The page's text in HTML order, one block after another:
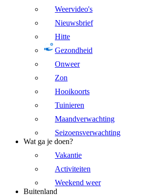
Weervideo's
Nieuwsbrief
Hitte
Gezondheid
Onweer
Zon
Hooikoorts
Tuinieren
Maandverwachting
Seizoensverwachting
Wat ga je doen?
Vakantie
Activiteiten
Weekend weer
Buitenland